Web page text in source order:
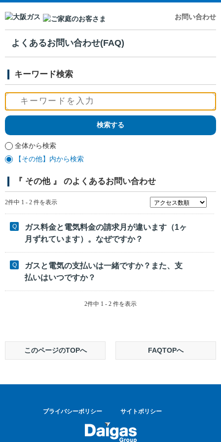
お問い合わせ
よくあるお問い合わせ(FAQ)
キーワード検索
全体から検索
【その他】内から検索
『 その他 』 のよくあるお問い合わせ
2件中 1 - 2 件を表示
ガス料金と電気料金の請求月が違います（1ヶ
月ずれています）。なぜですか？
ガスと電気の支払いは一緒ですか？また、支
払いはいつですか？
2件中 1 - 2 件を表示
このページのTOPへ FAQTOPへ
プライバシーポリシー サイトポリシー